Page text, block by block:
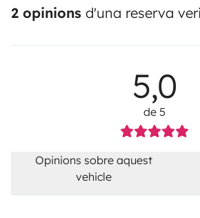
2 opinions d'una reserva
5,0
de 5
Opinions sobre aquest
vehicle